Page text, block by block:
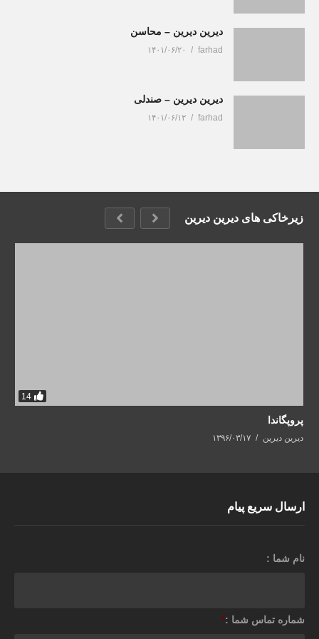
دیرین دیرین – محاسن
farhad ۱۴۰۱/۰۶/۲۰
دیرین دیرین – صندلی
farhad ۱۴۰۱/۰۶/۱۲
زیرخاکی های دیرین دیرین
14
پروپگاندا
دیرین دیرین ۱۳۹۶/۰۳/۱۷
ارسال سریع پیام
نام شما :
شماره تماس شما :*